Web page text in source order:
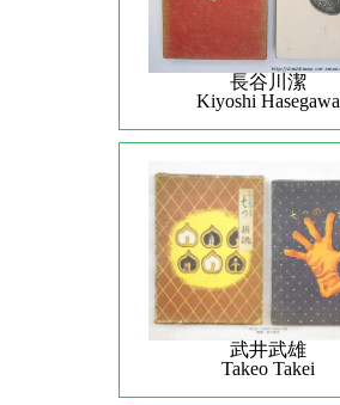
長谷川潔
Kiyoshi Hasegawa
武井武雄
Takeo Takei